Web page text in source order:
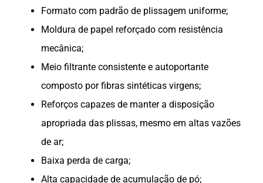
Formato com padrão de plissagem uniforme;
Moldura de papel reforçado com resistência
mecânica;
Meio filtrante consistente e autoportante
composto por fibras sintéticas virgens;
Reforços capazes de manter a disposição
apropriada das plissas, mesmo em altas vazões
de ar;
Baixa perda de carga;
Alta capacidade de acumulação de pó;